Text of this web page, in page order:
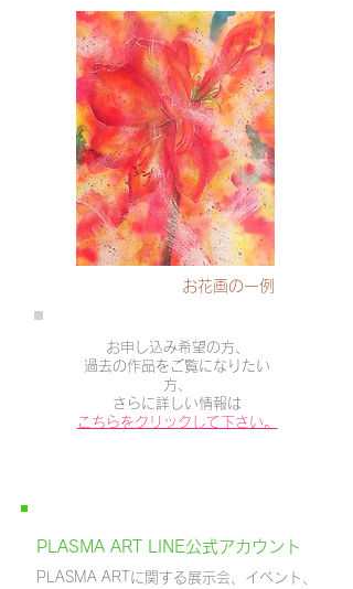
お花画の一例
お申し込み希望の方、
過去の作品をご覧になりたい
方、
さらに詳しい情報は
こちらをクリックして下さい。
PLASMA ART LINE公式アカウント
PLASMA ARTに関する展示会、イベント、